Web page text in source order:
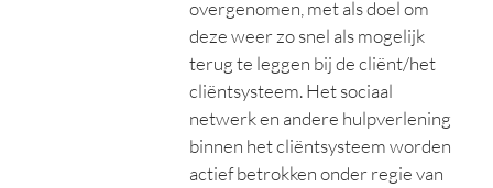
overgenomen, met als doel om
deze weer zo snel als mogelijk
terug te leggen bij de cliënt/het
cliëntsysteem. Het sociaal
netwerk en andere hulpverlening
binnen het cliëntsysteem worden
actief betrokken onder regie van